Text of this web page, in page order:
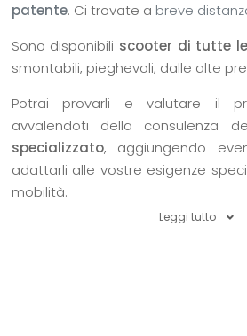
patente. Ci trovate a breve
Sono disponibili scooter di tutte
smontabili, pieghevoli, dalle alte
Potrai provarli e valutare il
avvalendoti della consulenza
specializzato, aggiungendo
adattarli alle vostre esigenze
mobilità.
Leggi tutto